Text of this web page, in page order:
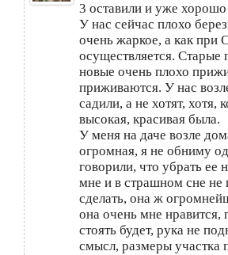
3 оставили и уже хорошо
У нас сейчас плохо
очень жаркое, а как при
осуществляется. Старые
новые очень плохо
приживаются. У нас
садили, а не хотят, хотя,
высокая, красивая была.
У меня на даче возле
огромная, я не обниму
говорили, что убрать ее
мне и в страшном сне не
сделать, она ж
она очень мне нравится,
стоять будет, рука не
смысл, размеры участка